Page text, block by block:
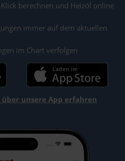
berechnen und Heizöl online
immer auf dem aktuellen
im Chart verfolgen
unsere App erfahren